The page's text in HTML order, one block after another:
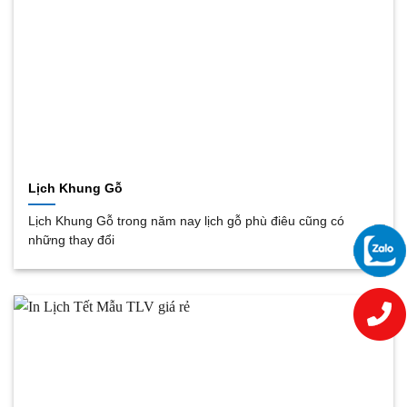
Lịch Khung Gỗ
Lịch Khung Gỗ trong năm nay lịch gỗ phù điêu cũng có
những thay đổi